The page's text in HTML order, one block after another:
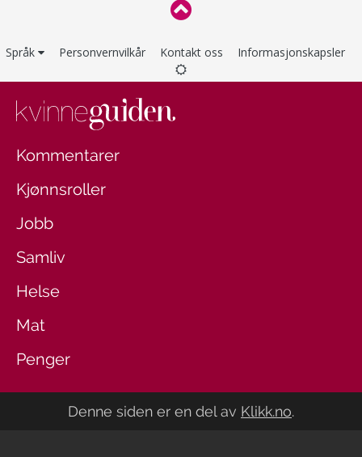
Språk Personvernvilkår Kontakt oss Informasjonskapsler
Kommentarer
Kjønnsroller
Jobb
Samliv
Helse
Mat
Penger
Denne siden er en del av Klikk.no.